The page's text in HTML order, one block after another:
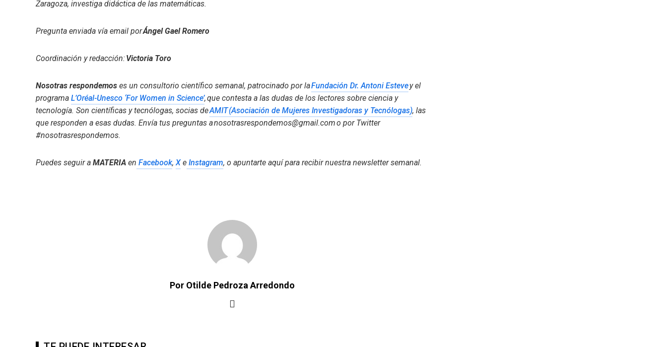
Zaragoza, investiga didáctica de las matemáticas.
Pregunta enviada vía email porÁngel Gael Romero
Coordinación y redacción:Victoria Toro
Nosotras respondemos es un consultorio científico semanal, patrocinado por laFundación Dr. Antoni Estevey el
programa L’Oréal-Unesco ‘For Women in Science’, que contesta a las dudas de los lectores sobre ciencia y
tecnología. Son científicas y tecnólogas, socias deAMIT (Asociación de Mujeres Investigadoras y Tecnólogas), las
que responden a esas dudas. Envía tus preguntas anosotrasrespondemos@gmail.como por Twitter
#nosotrasrespondemos.
Puedes seguir a MATERIA en Facebook,Xe Instagram, o apuntarte aquí para recibirnuestra newsletter semanal.
Por Otilde Pedroza Arredondo